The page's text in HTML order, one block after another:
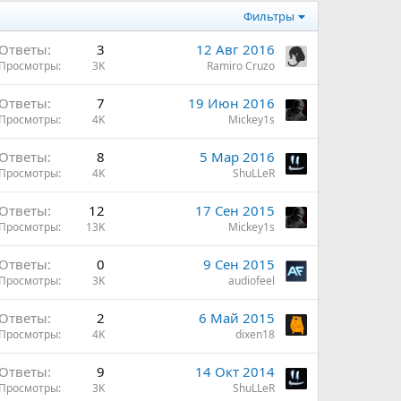
Фильтры
Ответы 3
Просмотры 3K
12 Авг 2016
Ramiro Cruzo
Ответы 7
Просмотры 4K
19 Июн 2016
Mickey1s
Ответы 8
Просмотры 4K
5 Мар 2016
ShuLLeR
Ответы 12
Просмотры 13K
17 Сен 2015
Mickey1s
Ответы 0
Просмотры 3K
9 Сен 2015
audiofeel
Ответы 2
Просмотры 4K
6 Май 2015
dixen18
Ответы 9
Просмотры 3K
14 Окт 2014
ShuLLeR